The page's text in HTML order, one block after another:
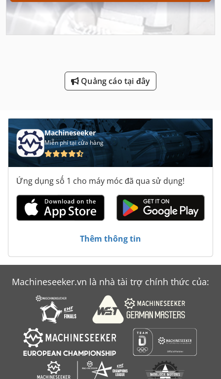
Máy Mài Mặt Phẳng Bề Mặt
Máy Mài Ren
Máy Tiện Chính Xác
Máy Tiện Nc
Máy Tiện Tự Động
Máy Tiện Đầu
Máy Tính Di Động Nội
Máy Đo Chiều Cao
Quảng cáo tại đây
Machineseeker
Miễn phí tại cửa hàng
Ứng dụng số 1 cho máy móc đã qua sử dụng!
Thêm thông tin
Machineseeker.vn là nhà tài trợ chính thức của: